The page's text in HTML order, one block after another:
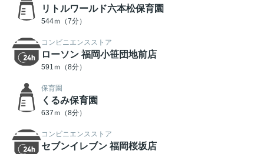
リトルワールド六本松保育園
544ｍ（7分）
コンビニエンスストア
ローソン 福岡小笹団地前店
591ｍ（8分）
保育園
くるみ保育園
637ｍ（8分）
コンビニエンスストア
セブンイレブン 福岡桜坂店